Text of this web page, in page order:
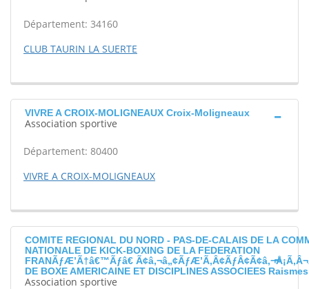
Département: 34160
CLUB TAURIN LA SUERTE
VIVRE A CROIX-MOLIGNEAUX Croix-Moligneaux
Association sportive
Département: 80400
VIVRE A CROIX-MOLIGNEAUX
COMITE REGIONAL DU NORD - PAS-DE-CALAIS DE LA
NATIONALE DE KICK-BOXING DE LA FEDERATION
FRANÃƒÆ’Ã†â€™Ãƒâ€
DE BOXE AMERICAINE ET DISCIPLINES ASSOCIEES Raismes
Association sportive